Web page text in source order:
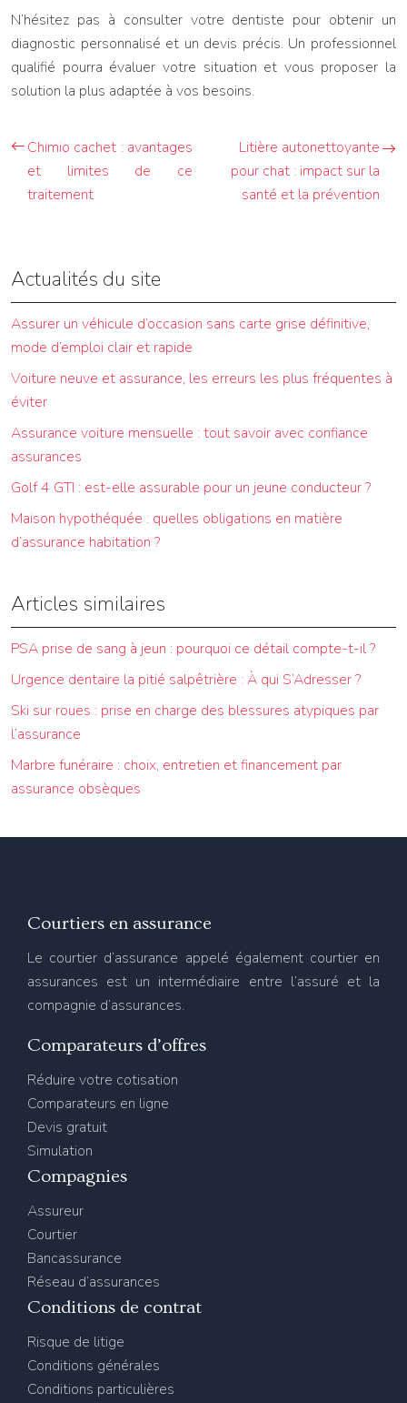
N’hésitez pas à consulter votre dentiste pour obtenir un
diagnostic personnalisé et un devis précis. Un professionnel
qualifié pourra évaluer votre situation et vous proposer la
solution la plus adaptée à vos besoins.
Chimio cachet : avantages
et limites de ce
traitement
Litière autonettoyante
pour chat : impact sur la
santé et la prévention
Actualités du site
Assurer un véhicule d’occasion sans carte grise définitive,
mode d’emploi clair et rapide
Voiture neuve et assurance, les erreurs les plus fréquentes à
éviter
Assurance voiture mensuelle : tout savoir avec confiance
assurances
Golf 4 GTI : est-elle assurable pour un jeune conducteur ?
Maison hypothéquée : quelles obligations en matière
d’assurance habitation ?
Articles similaires
PSA prise de sang à jeun : pourquoi ce détail compte-t-il ?
Urgence dentaire la pitié salpêtrière : À qui S’Adresser ?
Ski sur roues : prise en charge des blessures atypiques par
l’assurance
Marbre funéraire : choix, entretien et financement par
assurance obsèques
Courtiers en assurance
Le courtier d’assurance appelé également courtier en
assurances est un intermédiaire entre l’assuré et la
compagnie d’assurances.
Comparateurs d’offres
Réduire votre cotisation
Comparateurs en ligne
Devis gratuit
Simulation
Compagnies
Assureur
Courtier
Bancassurance
Réseau d’assurances
Conditions de contrat
Risque de litige
Conditions générales
Conditions particulières